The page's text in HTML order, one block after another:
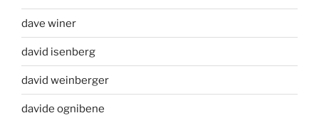
dave winer
david isenberg
david weinberger
davide ognibene